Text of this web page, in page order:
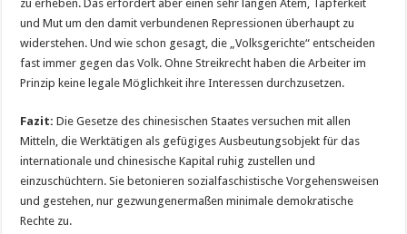
zu erheben. Das erfordert aber einen sehr langen Atem, Tapferkeit
und Mut um den damit verbundenen Repressionen überhaupt zu
widerstehen. Und wie schon gesagt, die „Volksgerichte“ entscheiden
fast immer gegen das Volk. Ohne Streikrecht haben die Arbeiter im
Prinzip keine legale Möglichkeit ihre Interessen durchzusetzen.
Fazit:Die Gesetze des chinesischen Staates versuchen mit allen
Mitteln, die Werktätigen als gefügiges Ausbeutungsobjekt für das
internationale und chinesische Kapital ruhig zustellen und
einzuschüchtern. Sie betonieren sozialfaschistische Vorgehensweisen
und gestehen, nur gezwungenermaßen minimale demokratische
Rechte zu.